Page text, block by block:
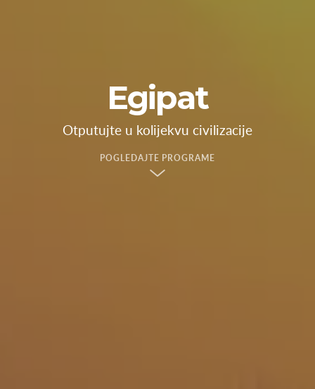
Egipat
Otputujte u kolijekvu civilizacije
POGLEDAJTE PROGRAME